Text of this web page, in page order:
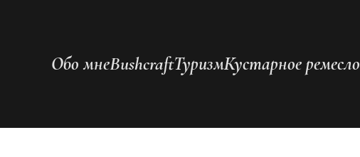
Обо мнеBushcraftТуризмКустарное ремесло